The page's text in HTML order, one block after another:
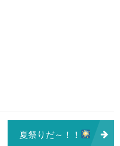
夏祭りだ～！！